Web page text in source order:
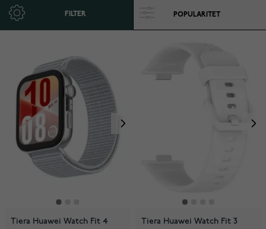
FILTER
Tiera Huawei Watch Fit 4
Tiera Huawei Watch Fit 3